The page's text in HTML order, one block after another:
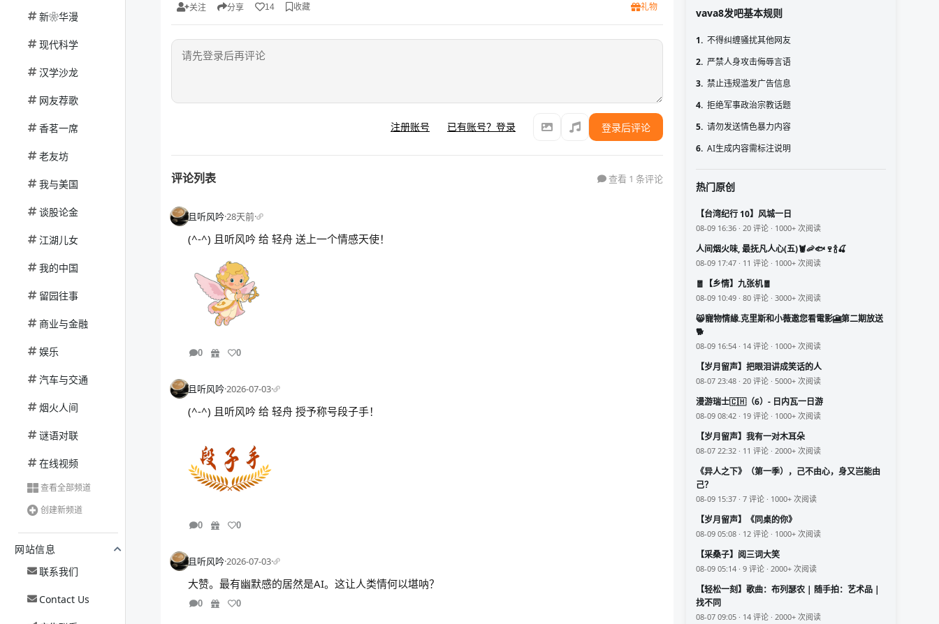
新❀华漫
现代科学
汉学沙龙
网友荐歌
香茗一席
老友坊
我与美国
谈股论金
江湖儿女
我的中国
留园往事
商业与金融
娱乐
汽车与交通
烟火人间
谜语对联
在线视频
查看全部频道
创建新频道
网站信息
联系我们
Contact Us
关注 分享 14 收藏 礼物
注册账号 已有账号？登录 登录后评论
评论列表 查看 1 条评论
且听风吟·28天前·
(^-^) 且听风吟 给 轻舟 送上一个情感天使！
0 0
且听风吟·2026-07-03·
(^-^) 且听风吟 给 轻舟 授予称号段子手！
0 0
且听风吟·2026-07-03·
大赞。最有幽默感的居然是AI。这让人类情何以堪呐？
0 0
vava8发吧基本规则
1. 不得纠缠骚扰其他网友
2. 严禁人身攻击侮辱言语
3. 禁止违规滥发广告信息
4. 拒绝军事政治宗教话题
5. 请勿发送情色暴力内容
6. AI生成内容需标注说明
热门原创
【台湾纪行 10】风城一日
08-09 16:36 · 20 评论 · 1000+ 次阅读
人间烟火味, 最抚凡人心(五)🦞🦐🐟🍷🍾🍒
08-09 17:47 · 11 评论 · 1000+ 次阅读
🧧【乡情】九张机🧧
08-09 10:49 · 80 评论 · 3000+ 次阅读
😸寵物情緣.克里斯和小薇邀您看電影🎦第二期放送
🐕
08-09 16:54 · 14 评论 · 1000+ 次阅读
【岁月留声】把眼泪讲成笑话的人
08-07 23:48 · 20 评论 · 5000+ 次阅读
漫游瑞士🇨🇭（6）- 日内瓦一日游
08-09 08:42 · 19 评论 · 1000+ 次阅读
【岁月留声】我有一对木耳朵
08-07 22:32 · 11 评论 · 2000+ 次阅读
《异人之下》（第一季），己不由心，身又岂能由
己？
08-09 15:37 · 7 评论 · 1000+ 次阅读
【岁月留声】《同桌的你》
08-09 05:08 · 12 评论 · 1000+ 次阅读
【采桑子】阅三词大笑
08-09 05:14 · 9 评论 · 2000+ 次阅读
【轻松一刻】歌曲：布列瑟农 | 随手拍：艺术品 |
找不同
08-07 09:05 · 14 评论 · 2000+ 次阅读